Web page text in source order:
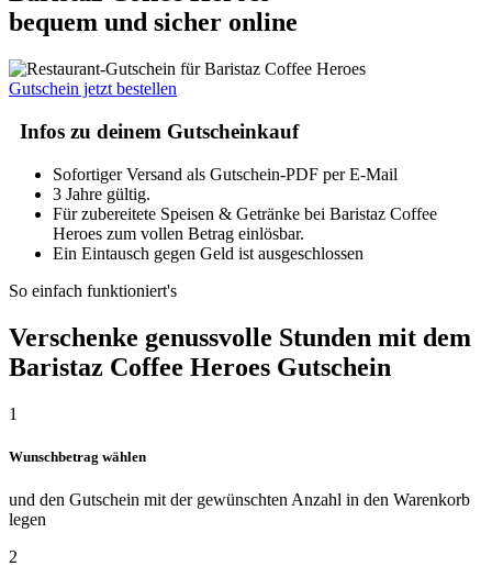
bequem und sicher online
Gutschein jetzt bestellen
Infos zu deinem Gutscheinkauf
Sofortiger Versand als Gutschein-PDF per E-Mail
3 Jahre gültig.
Für zubereitete Speisen & Getränke bei Baristaz Coffee
Heroes zum vollen Betrag einlösbar.
Ein Eintausch gegen Geld ist ausgeschlossen
So einfach funktioniert's
Verschenke genussvolle Stunden mit dem
Baristaz Coffee Heroes Gutschein
1
Wunschbetrag wählen
und den Gutschein mit der gewünschten Anzahl in den Warenkorb
legen
2